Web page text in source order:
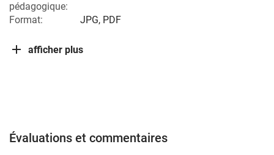
pédagogique:
Format: JPG, PDF
afficher plus
Évaluations et commentaires